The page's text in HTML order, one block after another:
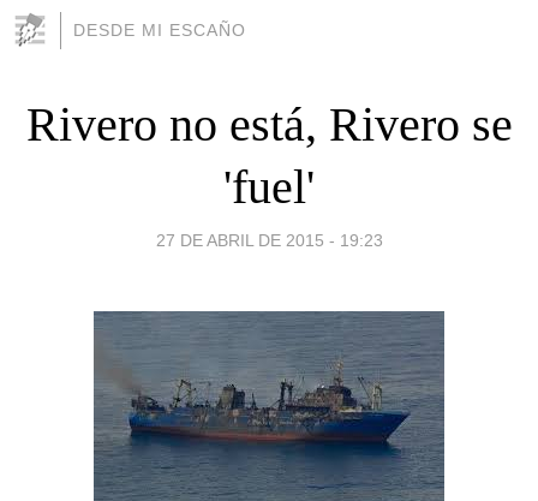
DESDE MI ESCAÑO
Rivero no está, Rivero se
'fuel'
27 DE ABRIL DE 2015 - 19:23